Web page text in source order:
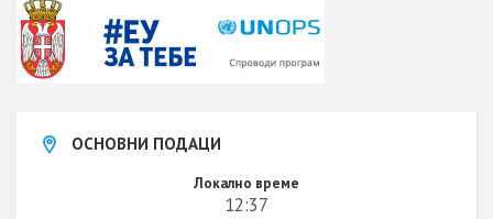
ОСНОВНИ ПОДАЦИ
Локално време
12:37